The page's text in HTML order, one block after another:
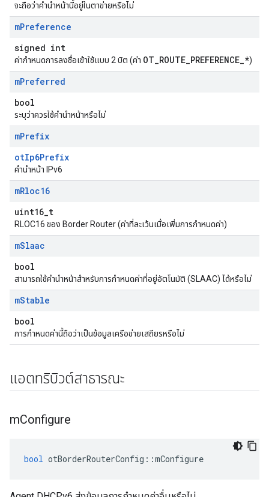
จะถือว่าคำนำหน้านี้อยู่ในตาข่ายหรือไม่
mPreference
signed int
ค่ากำหนดการลงชื่อเข้าใช้แบบ 2 บิต (ค่า OT_ROUTE_PREFERENCE_*)
mPreferred
bool
ระบุว่าควรใช้คำนำหน้าหรือไม่
mPrefix
otIp6Prefix
คำนำหน้า IPv6
mRloc16
uint16_t
RLOC16 ของ Border Router (ค่าที่ละเว้นเมื่อเพิ่มการกำหนดค่า)
mSlaac
bool
สามารถใช้คำนำหน้าสำหรับการกำหนดค่าที่อยู่อัตโนมัติ (SLAAC) ได้หรือไม่
mStable
bool
การกําหนดค่านี้ถือว่าเป็นข้อมูลเครือข่ายเสถียรหรือไม่
แอตทริบิวต์สาธารณะ
mConfigure
bool otBorderRouterConfig ::mConfigure